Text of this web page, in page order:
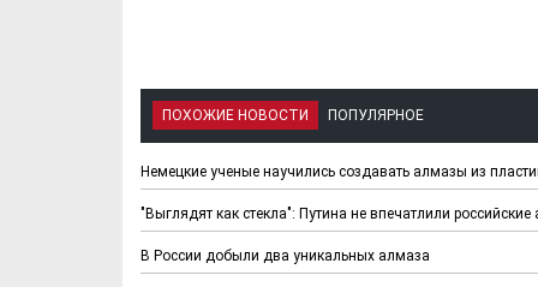
ПОХОЖИЕ НОВОСТИ ПОПУЛЯРНОЕ
Немецкие ученые научились создавать алмазы из
"Выглядят как стекла": Путина не впечатлили
В России добыли два уникальных алмаза